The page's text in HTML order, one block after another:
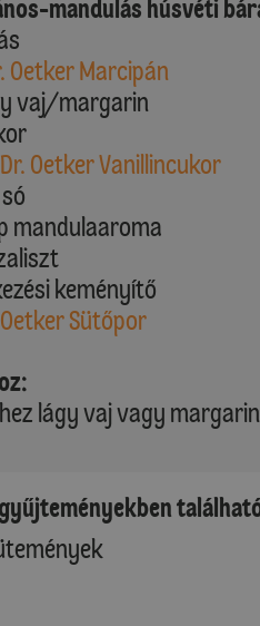
mandulás húsvéti
Oetker Marcipán
vaj/margarin
Dr. Oetker Vanillincukor
mandulaaroma
keményítő
Sütőpor
lágy vaj vagy margarin